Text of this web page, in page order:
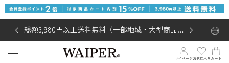
総額3,980円以上送料無料（一部地域・大型商品対
マイページ お気に入り カート